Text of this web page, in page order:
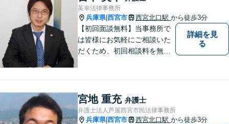
せていただきます。
英幸法律事務所
兵庫県|西宮市 西宮北口駅 から徒歩3分
【初回面談無料】当事務所で
は皆様にお気軽にご相談いた
だくため、初回相談料を無料
女問題／建築問題など、貴方
にとって最善の解決に向けて
尽力します。【当日／夜間対
詳細を見
る
宮地 重充 弁護士
弁護士法人芦屋西宮市民法律事務所
兵庫県|西宮市 西宮北口駅 から徒歩3分